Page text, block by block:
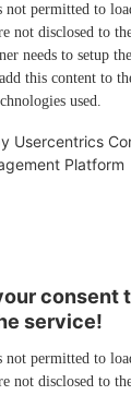
not permitted to
not disclosed to
needs to setup
this content to
used.
Usercentrics
Platform
consent
service!
not permitted to
not disclosed to